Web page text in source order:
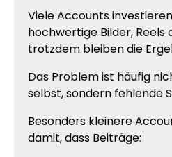
Viele Accounts
hochwertige Bilder, Reels
trotzdem bleiben die
Das Problem ist häufig
selbst, sondern fehlende
Besonders kleinere
damit, dass Beiträge: